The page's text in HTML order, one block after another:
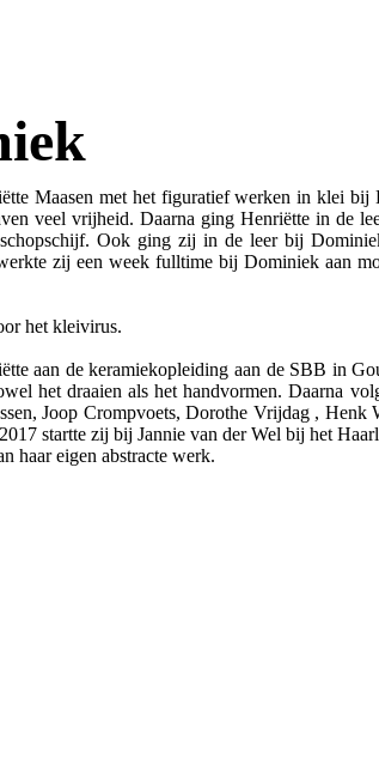
Maasen met het figuratief werken in klei bij
veel vrijheid. Daarna ging Henriëtte in de
Ook ging zij in de leer bij
zij een week fulltime bij Dominiek aan
het kleivirus.
aan de keramiekopleiding aan de SBB in
het draaien als het handvormen. Daarna
Joop Crompvoets, Dorothe Vrijdag , Henk
startte zij bij Jannie van der Wel bij het
haar eigen abstracte werk.